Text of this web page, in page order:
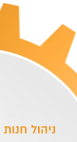
ניהול